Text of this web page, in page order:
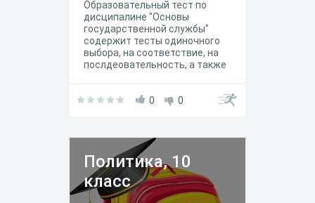
Образовательный тест по
дисципалине "Основы
государственной службы"
содержит тесты одиночного
выбора, на соответствие, на
послдеовательность, а также
0
0
Политика, 10
класс